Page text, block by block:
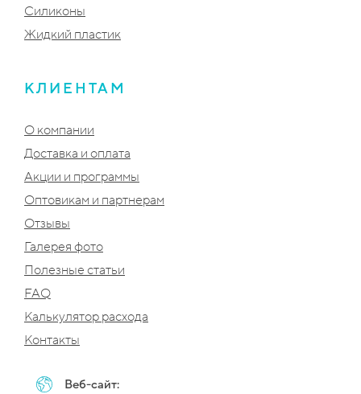
Силиконы
Жидкий пластик
КЛИЕНТАМ
О компании
Доставка и оплата
Акции и программы
Оптовикам и партнерам
Отзывы
Галерея фото
Полезные статьи
FAQ
Калькулятор расхода
Контакты
Веб-сайт: